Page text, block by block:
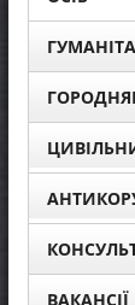
ВАКАНСІЇ